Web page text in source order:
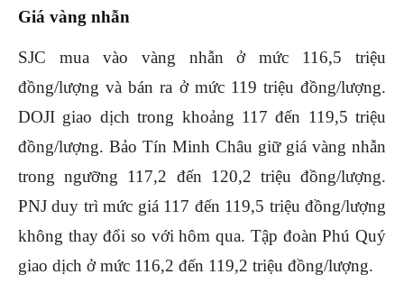
Giá vàng nhẫn
SJC mua vào vàng nhẫn ở mức 116,5 triệu
đồng/lượng và bán ra ở mức 119 triệu đồng/lượng.
DOJI giao dịch trong khoảng 117 đến 119,5 triệu
đồng/lượng. Bảo Tín Minh Châu giữ giá vàng nhẫn
trong ngưỡng 117,2 đến 120,2 triệu đồng/lượng.
PNJ duy trì mức giá 117 đến 119,5 triệu đồng/lượng
không thay đổi so với hôm qua. Tập đoàn Phú Quý
giao dịch ở mức 116,2 đến 119,2 triệu đồng/lượng.